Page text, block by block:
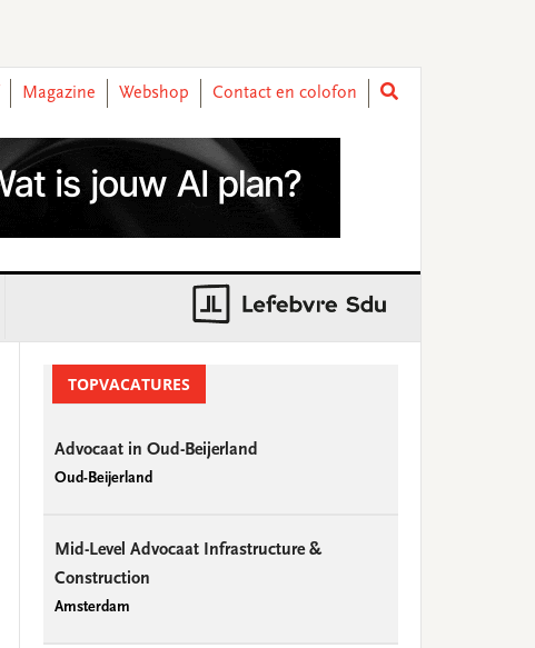
Magazine Webshop Contact en colofon
SidebarTOPVACATURES
Advocaat in Oud-Beijerland
Oud-Beijerland
Mid-Level Advocaat Infrastructure &
Construction
Amsterdam